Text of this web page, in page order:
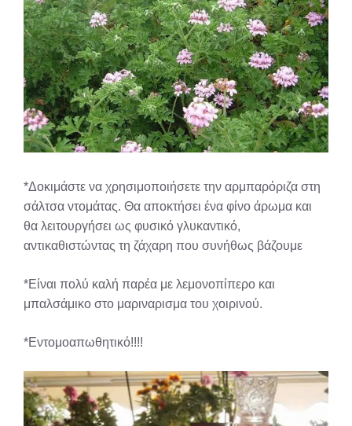
*Δοκιμάστε να χρησιμοποιήσετε την αρμπαρόριζα στη
σάλτσα ντομάτας. Θα αποκτήσει ένα φίνο άρωμα και
θα λειτουργήσει ως φυσικό γλυκαντικό,
αντικαθιστώντας τη ζάχαρη που συνήθως βάζουμε
*Είναι πολύ καλή παρέα με λεμονοπίπερο και
μπαλσάμικο στο μαριναρισμα του χοιρινού.
*Εντομοαπωθητικό!!!!